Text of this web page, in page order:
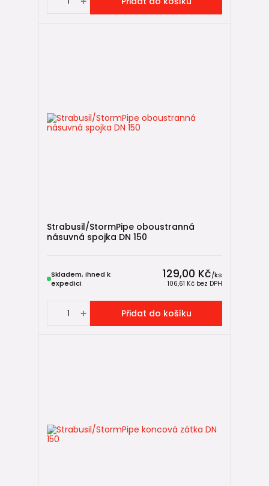
Strabusil/StormPipe oboustranná
násuvná spojka DN 150
129,00 Kč/ks
106,61 Kč bez DPH
Skladem, ihned k
expedici
Přidat do košíku